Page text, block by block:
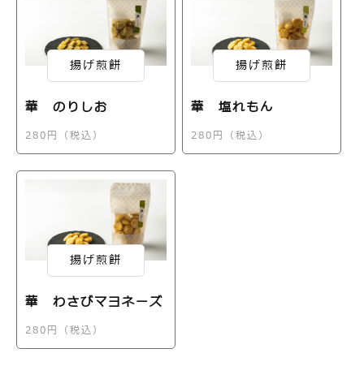
揚げ煎餅
華 のりしお
280円（税込）
揚げ煎餅
華 塩れもん
280円（税込）
揚げ煎餅
華 わさびマヨネーズ
280円（税込）